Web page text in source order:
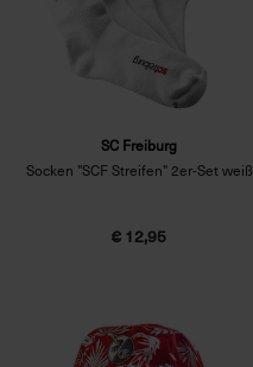
SC Freiburg
Socken "SCF Streifen" 2er-Set weiß
€ 12,95